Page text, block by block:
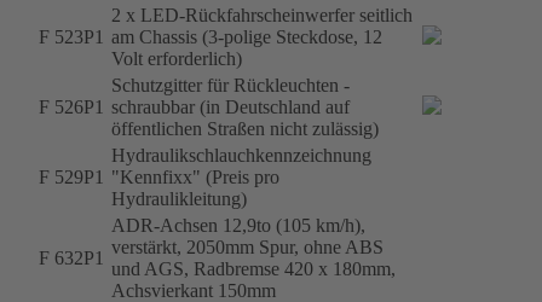
F 523P1
2 x LED-Rückfahrscheinwerfer seitlich
am Chassis (3-polige Steckdose, 12
Volt erforderlich)
F 526P1
Schutzgitter für Rückleuchten -
schraubbar (in Deutschland auf
öffentlichen Straßen nicht zulässig)
F 529P1
Hydraulikschlauchkennzeichnung
"Kennfixx" (Preis pro
Hydraulikleitung)
F 632P1
ADR-Achsen 12,9to (105 km/h),
verstärkt, 2050mm Spur, ohne ABS
und AGS, Radbremse 420 x 180mm,
Achsvierkant 150mm